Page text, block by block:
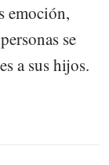
emoción,
se
a sus hijos.